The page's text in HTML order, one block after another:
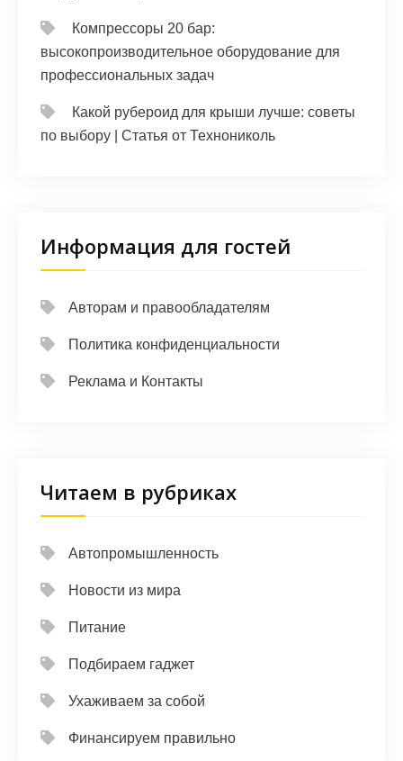
Компрессоры 20 бар:
высокопроизводительное оборудование для
профессиональных задач
Какой рубероид для крыши лучше: советы
по выбору | Статья от Технониколь
Информация для гостей
Авторам и правообладателям
Политика конфиденциальности
Реклама и Контакты
Читаем в рубриках
Автопромышленность
Новости из мира
Питание
Подбираем гаджет
Ухаживаем за собой
Финансируем правильно